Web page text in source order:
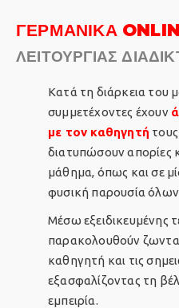
ΓΕΡΜΑΝΙΚΑ
ΛΕΙΤΟΥΡΓΙΑΣ
Κατά τη διάρκεια του
συμμετέχοντες έχουν
με τον καθηγητή
διατυπώσουν απορίες
μάθημα, όπως και σε
φυσική παρουσία
Μέσω εξειδικευμένης
παρακολουθούν
καθηγητή και τις
εξασφαλίζοντας τη
εμπειρία.